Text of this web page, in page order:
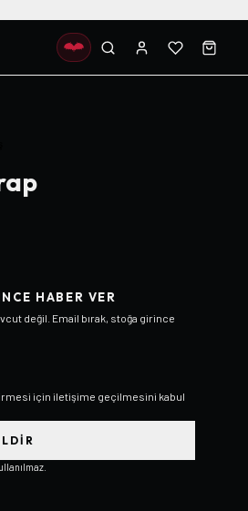
HABER VER
değil. Email bırak, stoğa girince
için iletişime geçilmesini kabul